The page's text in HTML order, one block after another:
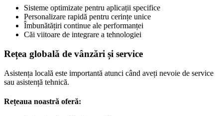
Sisteme optimizate pentru aplicații specifice
Personalizare rapidă pentru cerințe unice
Îmbunătățiri continue ale performanței
Căi viitoare de integrare a tehnologiei
Rețea globală de vânzări și service
Asistența locală este importantă atunci când aveți nevoie de service
sau asistență tehnică.
Rețeaua noastră oferă: